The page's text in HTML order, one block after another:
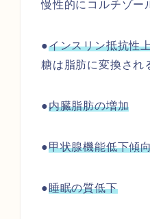
慢性的にコルチゾー
●インスリン抵抗性
糖は脂肪に変換され
●内臓脂肪の増加
●甲状腺機能低下傾
●睡眠の質低下